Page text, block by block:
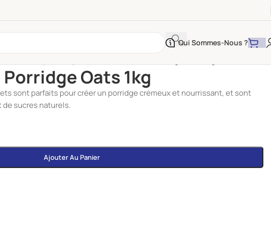
Qui Sommes-Nous ?
Oats 1kg
sont parfaits pour créer un porridge crémeux et nourrissant, et sont
sucres naturels.
Ajouter Au Panier